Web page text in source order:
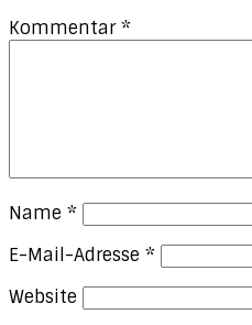
Kommentar*
Name *
E-Mail-Adresse *
Website